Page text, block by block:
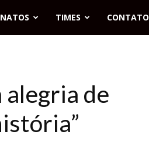
TIMES CONTATO
alegria de